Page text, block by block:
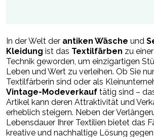
In der Welt der antiken Wäsche und
Kleidung ist das Textilfärben zu
Technik geworden, um einzigartigen
Leben und Wert zu verleihen. Ob Sie
Textilfärberin sind oder als
Vintage-Modeverkauf tätig sind –
Artikel kann deren Attraktivität und
erheblich steigern. Neben der
Lebensdauer Ihrer Textilien bietet das
kreative und nachhaltige Lösung